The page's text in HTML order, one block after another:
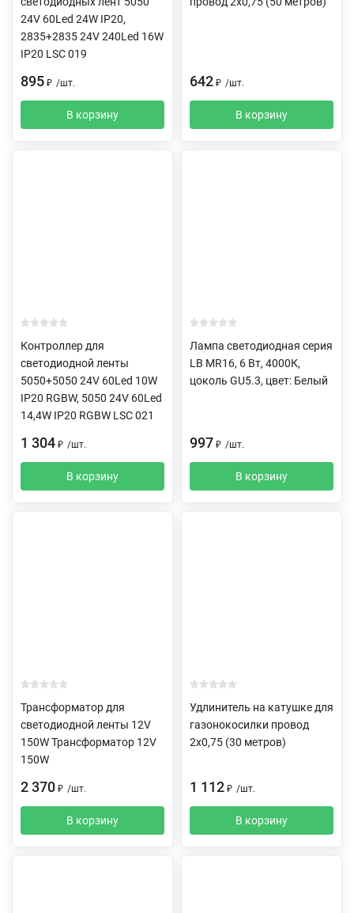
24V 60Led 24W IP20,
2835+2835 24V 240Led 16W
IP20 LSC 019
895 ₽ /шт.
В корзину
642 ₽ /шт.
В корзину
Контроллер для
светодиодной ленты
5050+5050 24V 60Led 10W
IP20 RGBW, 5050 24V 60Led
14,4W IP20 RGBW LSC 021
1 304 ₽ /шт.
В корзину
Лампа светодиодная серия
LB MR16, 6 Вт, 4000К,
цоколь GU5.3, цвет: Белый
997 ₽ /шт.
В корзину
Трансформатор для
светодиодной ленты 12V
150W Трансформатор 12V
150W
2 370 ₽ /шт.
В корзину
Удлинитель на катушке для
газонокосилки провод
2х0,75 (30 метров)
1 112 ₽ /шт.
В корзину